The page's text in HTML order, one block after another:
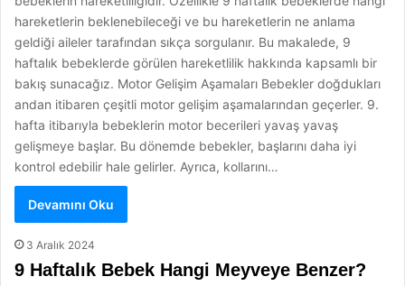
hareketlerin beklenebileceği ve bu hareketlerin ne anlama
geldiği aileler tarafından sıkça sorgulanır. Bu makalede, 9
haftalık bebeklerde görülen hareketlilik hakkında kapsamlı bir
bakış sunacağız. Motor Gelişim Aşamaları Bebekler doğdukları
andan itibaren çeşitli motor gelişim aşamalarından geçerler. 9.
hafta itibarıyla bebeklerin motor becerileri yavaş yavaş
gelişmeye başlar. Bu dönemde bebekler, başlarını daha iyi
kontrol edebilir hale gelirler. Ayrıca, kollarını…
Devamını Oku
3 Aralık 2024
9 Haftalık Bebek Hangi Meyveye Benzer?